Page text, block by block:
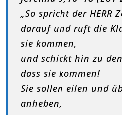
„So spricht der HERR
darauf und ruft die
sie kommen,
und schickt hin zu
dass sie kommen!
Sie sollen eilen und
anheben,